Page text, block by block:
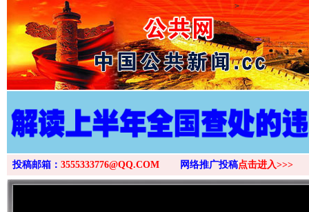
>
投稿邮箱： 3555333776@QQ.COM 网络推广投稿点击进入>>>